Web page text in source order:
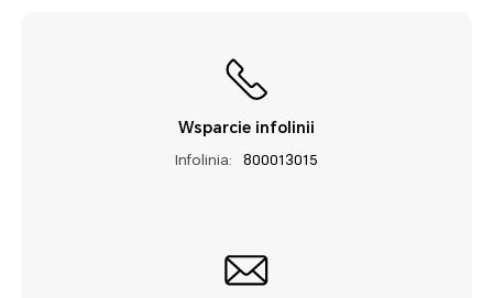
Wsparcie infolinii
Infolinia: 800013015